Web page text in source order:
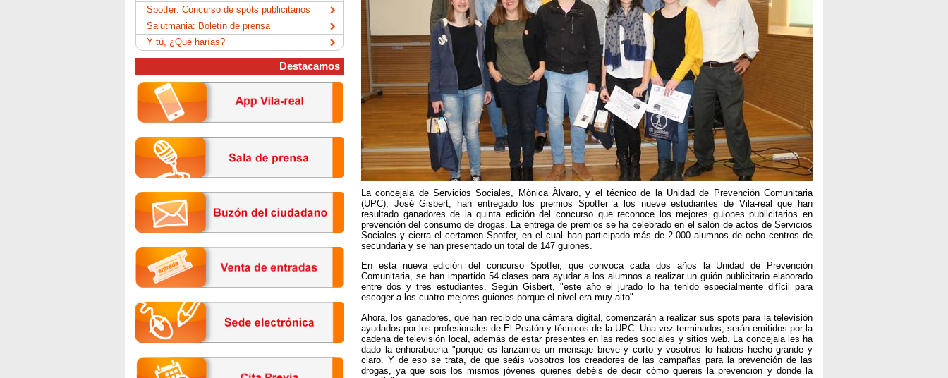
La concejala de Servicios Sociales, Mònica Àlvaro, y el técnico de la Unidad de Prevención Comunitaria
(UPC), José Gisbert, han entregado los premios Spotfer a los nueve estudiantes de Vila-real que han
resultado ganadores de la quinta edición del concurso que reconoce los mejores guiones publicitarios en
prevención del consumo de drogas. La entrega de premios se ha celebrado en el salón de actos de Servicios
Sociales y cierra el certamen Spotfer, en el cual han participado más de 2.000 alumnos de ocho centros de
secundaria y se han presentado un total de 147 guiones.
En esta nueva edición del concurso Spotfer, que convoca cada dos años la Unidad de Prevención
Comunitaria, se han impartido 54 clases para ayudar a los alumnos a realizar un guión publicitario elaborado
entre dos y tres estudiantes. Según Gisbert, "este año el jurado lo ha tenido especialmente difícil para
escoger a los cuatro mejores guiones porque el nivel era muy alto".
Ahora, los ganadores, que han recibido una cámara digital, comenzarán a realizar sus spots para la televisión
ayudados por los profesionales de El Peatón y técnicos de la UPC. Una vez terminados, serán emitidos por la
cadena de televisión local, además de estar presentes en las redes sociales y sitios web. La concejala les ha
dado la enhorabuena "porque os lanzamos un mensaje breve y corto y vosotros lo habéis hecho grande y
claro. Y de eso se trata, de que seáis vosotros los creadores de las campañas para la prevención de las
drogas, ya que sois los mismos jóvenes quienes debéis de decir cómo queréis la prevención y dónde la
Spotfer: Concurso de spots publicitarios
Salutmania: Boletín de prensa
Y tú, ¿Qué harías?
Destacamos